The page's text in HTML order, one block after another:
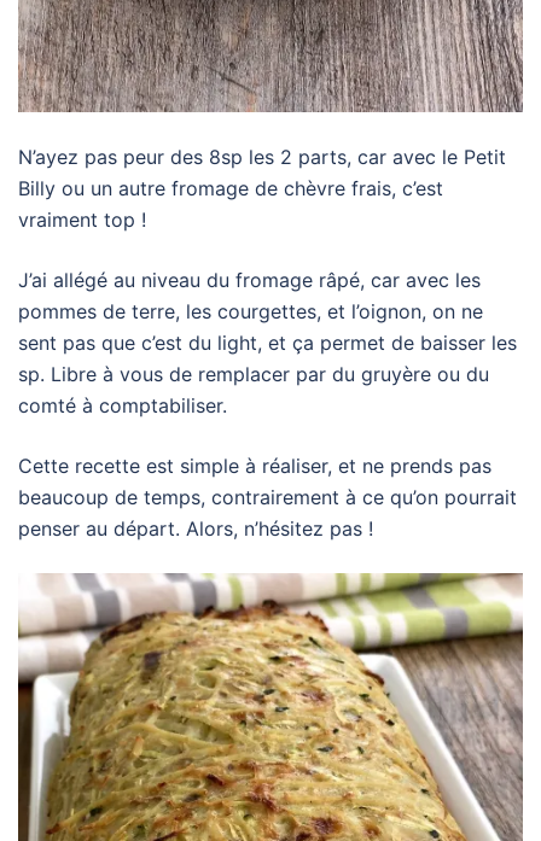
N’ayez pas peur des 8sp les 2 parts, car avec le Petit
Billy ou un autre fromage de chèvre frais, c’est
vraiment top !
J’ai allégé au niveau du fromage râpé, car avec les
pommes de terre, les courgettes, et l’oignon, on ne
sent pas que c’est du light, et ça permet de baisser les
sp. Libre à vous de remplacer par du gruyère ou du
comté à comptabiliser.
Cette recette est simple à réaliser, et ne prends pas
beaucoup de temps, contrairement à ce qu’on pourrait
penser au départ. Alors, n’hésitez pas !